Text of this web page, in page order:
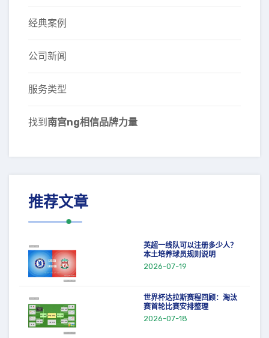
经典案例
公司新闻
服务类型
找到 南宫ng相信品牌力量
推荐文章
英超一线队可以注册多少人？
本土培养球员规则说明
2026-07-19
世界杯达拉斯赛程回顾：淘汰
赛首轮比赛安排整理
2026-07-18